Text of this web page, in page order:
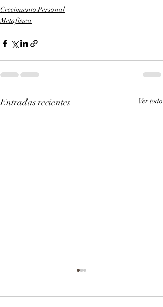
Crecimiento Personal
Metafísica
Entradas recientes Ver todo